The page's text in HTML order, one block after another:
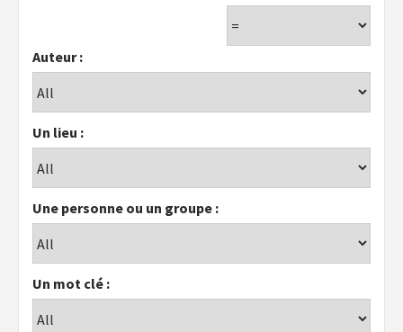
Auteur :
Un lieu :
Une personne ou un groupe :
Un mot clé :